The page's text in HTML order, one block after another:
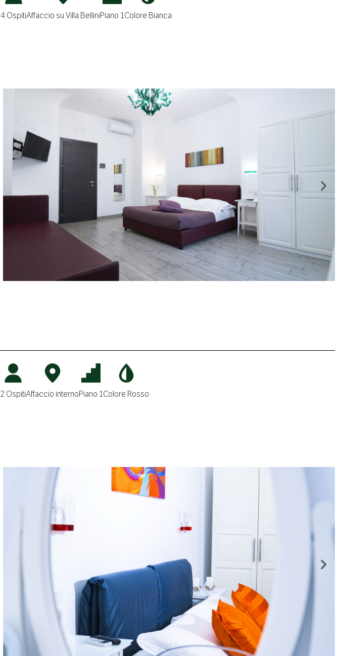
4 OspitiAffaccio su Villa BelliniPiano 1 Colore Bianca
2 OspitiAffaccio internoPiano 1 Colore Rosso